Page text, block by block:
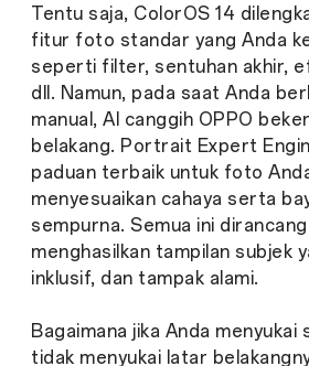
Tentu saja, ColorOS 14
fitur foto standar yang Anda
seperti filter, sentuhan akhir,
dll. Namun, pada saat Anda
manual, AI canggih OPPO
belakang. Portrait Expert
paduan terbaik untuk foto
menyesuaikan cahaya serta
sempurna. Semua ini
menghasilkan tampilan subjek
inklusif, dan tampak alami.
Bagaimana jika Anda
tidak menyukai latar